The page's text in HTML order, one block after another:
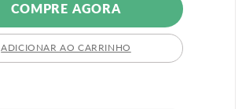
COMPRE AGORA
ADICIONAR AO CARRINHO